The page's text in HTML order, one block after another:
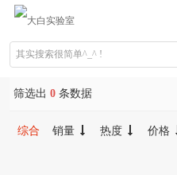
筛选出 0 条数据
综合 销量 热度 价格